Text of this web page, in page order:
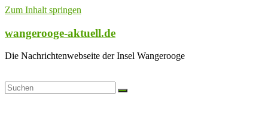
Zum Inhalt springen
wangerooge-aktuell.de
Die Nachrichtenwebseite der Insel Wangerooge